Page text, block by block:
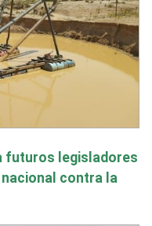
futuros legisladores
contra la